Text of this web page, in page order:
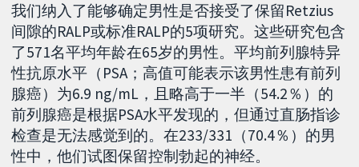
我们纳入了能够确定男性是否接受了保留Retzius
间隙的RALP或标准RALP的5项研究。这些研究包含
了571名平均年龄在65岁的男性。平均前列腺特异
性抗原水平（PSA；高值可能表示该男性患有前列
腺癌）为6.9 ng/mL，且略高于一半（54.2％）的
前列腺癌是根据PSA水平发现的，但通过直肠指诊
检查是无法感觉到的。在233/331（70.4％）的男
性中，他们试图保留控制勃起的神经。